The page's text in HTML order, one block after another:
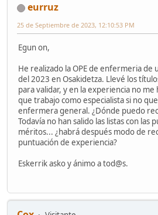
eurruz
25 de Septiembre de 2023, 12:10:53 PM
Egun on,
He realizado la OPE de enfermeria de
del 2023 en Osakidetza. Llevé los
para validar, y en la experiencia no
que trabajo como especialista si no
enfermera general. ¿Dónde puedo
Todavía no han salido las listas con las
méritos... ¿habrá después modo de
puntuación de experiencia?
Eskerrik asko y ánimo a tod@s.